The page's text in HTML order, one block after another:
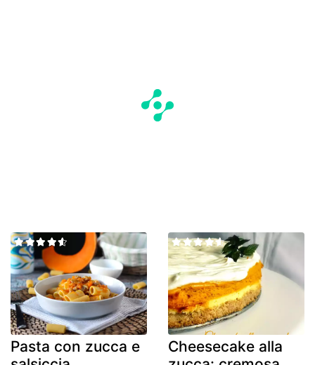
Pasta con zucca e
Cheesecake alla